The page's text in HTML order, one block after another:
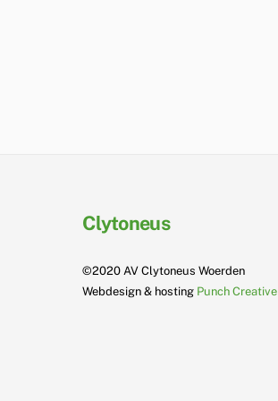
Clytoneus
©2020 AV Clytoneus Woerden
Webdesign & hosting Punch Creative